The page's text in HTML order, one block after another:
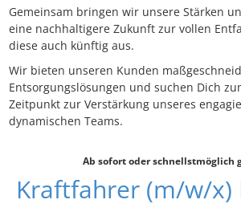
Gemeinsam bringen wir unsere Stärken
eine nachhaltigere Zukunft zur vollen
diese auch künftig aus.
Wir bieten unseren Kunden
Entsorgungslösungen und suchen Dich
Zeitpunkt zur Verstärkung unseres
dynamischen Teams.
Ab sofort oder schnellstmöglich
Kraftfahrer (m/w/x)